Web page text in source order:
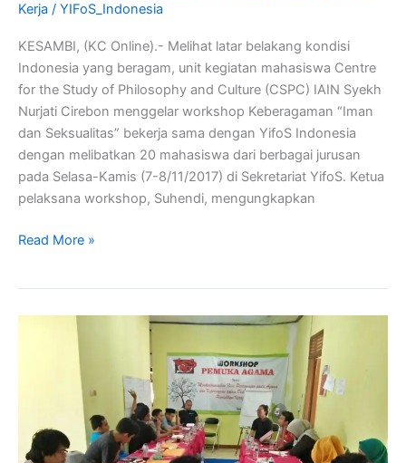
Kerja / YIFoS_Indonesia
KESAMBI, (KC Online).- Melihat latar belakang kondisi
Indonesia yang beragam, unit kegiatan mahasiswa Centre
for the Study of Philosophy and Culture (CSPC) IAIN Syekh
Nurjati Cirebon menggelar workshop Keberagaman “Iman
dan Seksualitas” bekerja sama dengan YifoS Indonesia
dengan melibatkan 20 mahasiswa dari berbagai jurusan
pada Selasa-Kamis (7-8/11/2017) di Sekretariat YifoS. Ketua
pelaksana workshop, Suhendi, mengungkapkan
Read More »